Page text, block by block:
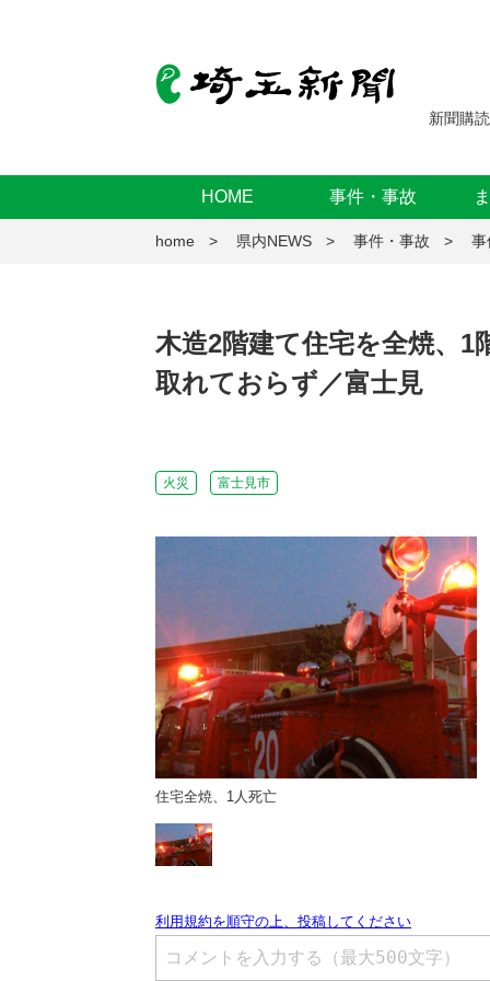
新聞購読
HOME 事件・事故
home 県内NEWS 事件・事故 事
木造2階建て住宅を全焼、
取れておらず／富士見
火災 富士見市
住宅全焼、1人死亡